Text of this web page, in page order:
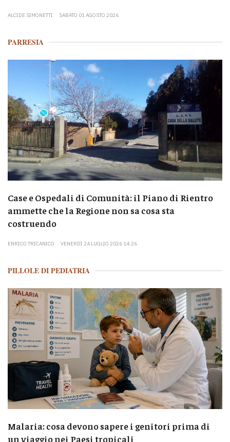
ALCIDE SIMONETTI SABATO 01 AGOSTO 2026
PARRESIA
Case e Ospedali di Comunità: il Piano di Rientro
ammette che la Regione non sa cosa sta
costruendo
ENRICO TRICANICO VENERDÌ 24 LUGLIO 2026 14:26
PILLOLE DI PEDIATRIA
Malaria: cosa devono sapere i genitori prima di
un viaggio nei Paesi tropicali